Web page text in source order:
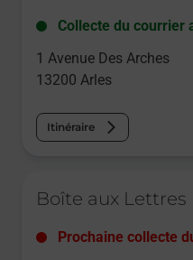
Collecte du courrier
1 Avenue Des Arches
13200 Arles
Itinéraire
Boîte aux Lettres
Prochaine collecte